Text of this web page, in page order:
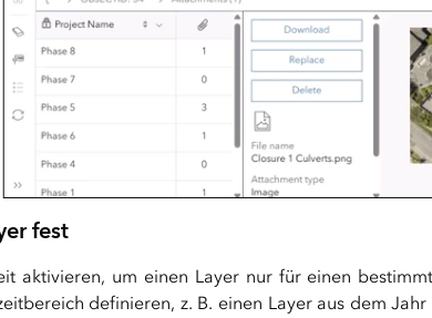
fest
aktivieren, um einen Layer nur für einen
definieren, z. B. einen Layer aus dem